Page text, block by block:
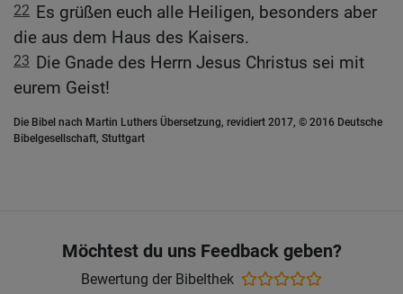
22 Es grüßen euch alle Heiligen, besonders aber
die aus dem Haus des Kaisers.
23 Die Gnade des Herrn Jesus Christus sei mit
eurem Geist!
Die Bibel nach Martin Luthers Übersetzung, revidiert 2017, © 2016 Deutsche
Bibelgesellschaft, Stuttgart
Möchtest du uns Feedback geben?
Bewertung der Bibelthek